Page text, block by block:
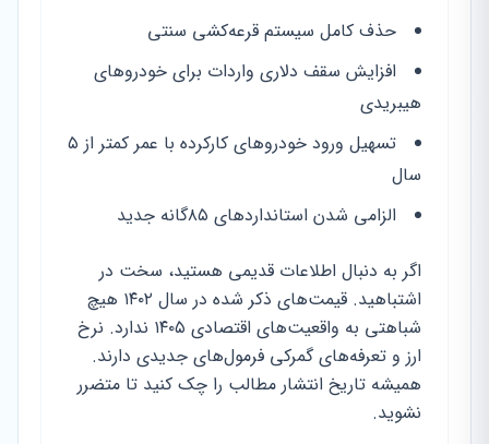
حذف کامل سیستم قرعه‌کشی سنتی
افزایش سقف دلاری واردات برای خودروهای
هیبریدی
تسهیل ورود خودروهای کارکرده با عمر کمتر از ۵
سال
الزامی شدن استانداردهای ۸۵‌گانه جدید
اگر به دنبال اطلاعات قدیمی هستید، سخت در
اشتباهید. قیمت‌های ذکر شده در سال ۱۴۰۲ هیچ
شباهتی به واقعیت‌های اقتصادی ۱۴۰۵ ندارد. نرخ
ارز و تعرفه‌های گمرکی فرمول‌های جدیدی دارند.
همیشه تاریخ انتشار مطالب را چک کنید تا متضرر
نشوید.